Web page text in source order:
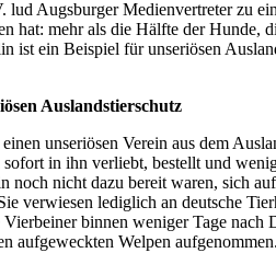
Augsburger Medienvertreter zu
hat: mehr als die Hälfte der
ist ein Beispiel für unseriösen
Auslandstierschutz
unseriösen Verein aus dem
in ihn verliebt, bestellt und
noch nicht dazu bereit waren, sich
verwiesen lediglich an deutsche
binnen weniger Tage
aufgeweckten Welpen